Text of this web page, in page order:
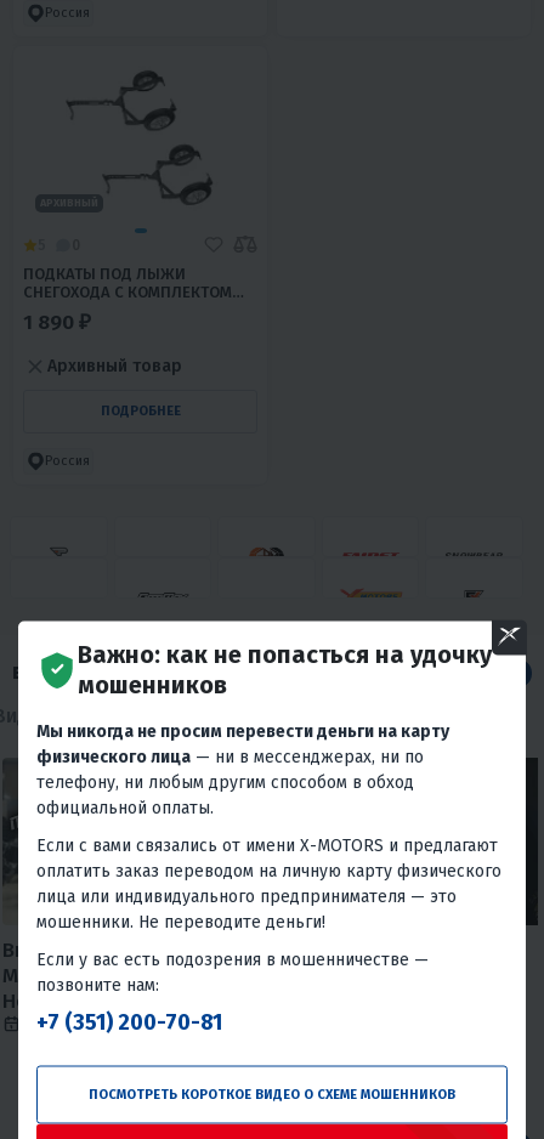
Россия
АРХИВНЫЙ
ПОДКАТЫ ПОД ЛЫЖИ
СНЕГОХОДА С КОМПЛЕКТОМ
КРЕПЕЖА
1 890 ₽
Архивный товар
ПОДРОБНЕЕ
Россия
ВИДЕО ПРО МОТОТЕХНИКУ
Внимание МОШЕННИКИ, X-
MOTORS предупреждает!
Новая схема мошенничества.
10 января 2025 33871
И Wi-fi подключил, и
Важно: как не попасться на удочку
мошенников
Мы никогда не просим перевести деньги на карту
физического лица — ни в мессенджерах, ни по
телефону, ни любым другим способом в обход
официальной оплаты.
Если с вами связались от имени X-MOTORS и предлагают
оплатить заказ переводом на личную карту физического
лица или индивидуального предпринимателя — это
мошенники. Не переводите деньги!
Если у вас есть подозрения в мошенничестве —
позвоните нам:
+7 (351) 200-70-81
ПОСМОТРЕТЬ КОРОТКОЕ ВИДЕО О СХЕМЕ МОШЕННИКОВ